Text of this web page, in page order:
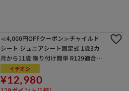
≪4,000円OFFクーポン≫チャイルド
シート ジュニアシート固定式 1歳3カ
月から11歳 取り付け簡単 R129適合モ
デル 1090311088 リッチブラック
イチオシ
¥12,980